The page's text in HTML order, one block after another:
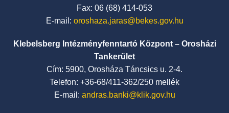
Fax: 06 (68) 414-053
E-mail: oroshaza.jaras@bekes.gov.hu
Klebelsberg Intézményfenntartó Központ – Orosházi
Tankerület
Cím: 5900, Orosháza Táncsics u. 2-4.
Telefon: +36-68/411-362/250 mellék
E-mail: andras.banki@klik.gov.hu